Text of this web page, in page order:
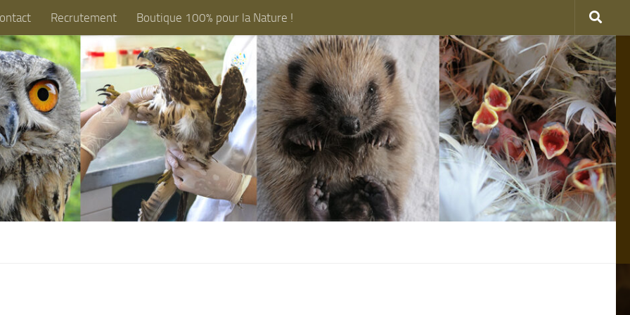
Recrutement Boutique 100% pour la Nature !